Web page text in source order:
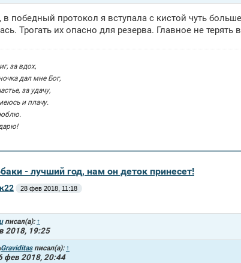
в победный протокол я вступала с кистой чуть
Трогать их опасно для резерва. Главное не
за вдох,
дал мне Бог,
за удачу,
и плачу.
- лучший год, нам он деток принесет!
28 фев 2018, 11:18
писал(а): ↑
2018, 19:25
Graviditasписал(а): ↑
фев 2018, 20:44